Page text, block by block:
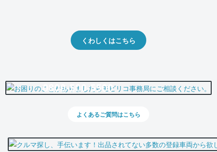
くわしくはこちら
0800-500-5500
よくあるご質問はこちら